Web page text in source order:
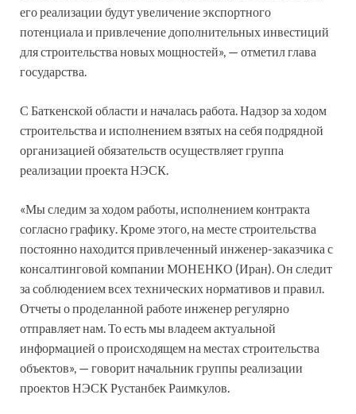
его реализации будут увеличение экспортного
потенциала и привлечение дополнительных инвестиций
для строительства новых мощностей», — отметил глава
государства.
С Баткенской области и началась работа. Надзор за ходом
строительства и исполнением взятых на себя подрядной
организацией обязательств осуществляет группа
реализации проекта НЭСК.
«Мы следим за ходом работы, исполнением контракта
согласно графику. Кроме этого, на месте строительства
постоянно находится привлеченный инженер-заказчика с
консалтинговой компании МОНЕНКО (Иран). Он следит
за соблюдением всех технических нормативов и правил.
Отчеты о проделанной работе инженер регулярно
отправляет нам. То есть мы владеем актуальной
информацией о происходящем на местах строительства
объектов», — говорит начальник группы реализации
проектов НЭСК Рустанбек Раимкулов.